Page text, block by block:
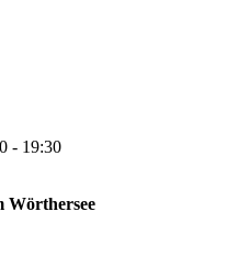
- 19:30
Wörthersee